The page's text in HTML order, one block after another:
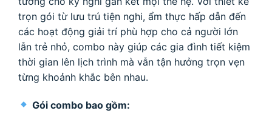
trọn gói từ lưu trú tiện nghi, ẩm thực hấp dẫn đến
các hoạt động giải trí phù hợp cho cả người lớn
lẫn trẻ nhỏ, combo này giúp các gia đình tiết kiệm
thời gian lên lịch trình mà vẫn tận hưởng trọn vẹn
từng khoảnh khắc bên nhau.
Gói combo bao gồm: